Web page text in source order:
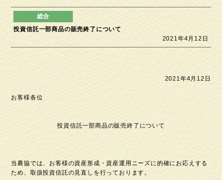
投資信託一部商品の販売終了について
2021年4月12日
2021年4月12日
お客様各位
投資信託一部商品の販売終了について
当農協では、お客様の資産形成・資産運用ニーズに的確にお応えする
ため、取扱投資信託の見直しを行っております。